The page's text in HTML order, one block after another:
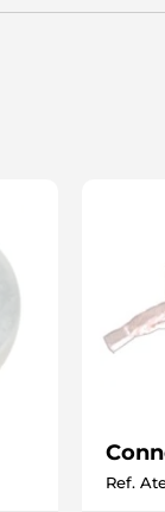
Ref.